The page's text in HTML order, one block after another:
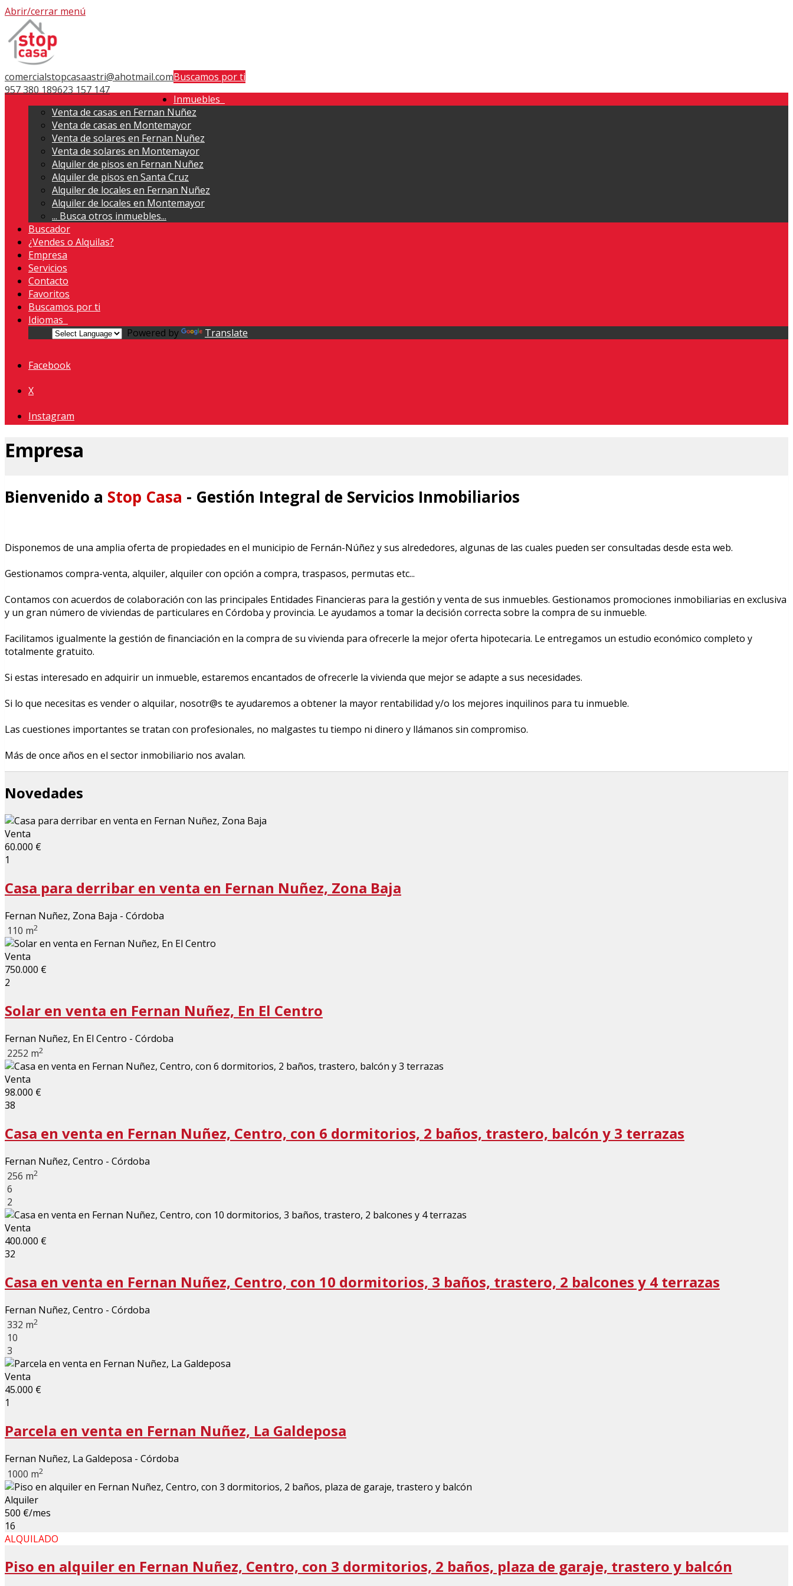
Abrir/cerrar menú
comercialstopcasaastri@ahotmail.com
957 380 189623 157 147
Buscamos por ti
Inmuebles
Venta de casas en Fernan Nuñez
Venta de casas en Montemayor
Venta de solares en Fernan Nuñez
Venta de solares en Montemayor
Alquiler de pisos en Fernan Nuñez
Alquiler de pisos en Santa Cruz
Alquiler de locales en Fernan Nuñez
Alquiler de locales en Montemayor
... Busca otros inmuebles...
Buscador
¿Vendes o Alquilas?
Empresa
Servicios
Contacto
Favoritos
Buscamos por ti
Idiomas
Powered by
Translate
Facebook
X
Instagram
Empresa
Bienvenido a Stop Casa - Gestión Integral de Servicios Inmobiliarios
Disponemos de una amplia oferta de propiedades en el municipio de Fernán-Núñez y sus alrededores, algunas de las cuales pueden ser consultadas desde esta web.
Gestionamos compra-venta, alquiler, alquiler con opción a compra, traspasos, permutas etc...
Contamos con acuerdos de colaboración con las principales Entidades Financieras para la gestión y venta de sus inmuebles. Gestionamos promociones inmobiliarias en exclusiva
y un gran número de viviendas de particulares en Córdoba y provincia. Le ayudamos a tomar la decisión correcta sobre la compra de su inmueble.
Facilitamos igualmente la gestión de financiación en la compra de su vivienda para ofrecerle la mejor oferta hipotecaria. Le entregamos un estudio económico completo y
totalmente gratuito.
Si estas interesado en adquirir un inmueble, estaremos encantados de ofrecerle la vivienda que mejor se adapte a sus necesidades.
Si lo que necesitas es vender o alquilar, nosotr@s te ayudaremos a obtener la mayor rentabilidad y/o los mejores inquilinos para tu inmueble.
Las cuestiones importantes se tratan con profesionales, no malgastes tu tiempo ni dinero y llámanos sin compromiso.
Más de once años en el sector inmobiliario nos avalan.
Novedades
Venta
60.000 €
1
Casa para derribar en venta en Fernan Nuñez, Zona Baja
Fernan Nuñez, Zona Baja - Córdoba
110 m2
Venta
750.000 €
2
Solar en venta en Fernan Nuñez, En El Centro
Fernan Nuñez, En El Centro - Córdoba
2252 m2
Venta
98.000 €
38
Casa en venta en Fernan Nuñez, Centro, con 6 dormitorios, 2 baños, trastero, balcón y 3 terrazas
Fernan Nuñez, Centro - Córdoba
256 m2
6
2
Venta
400.000 €
32
Casa en venta en Fernan Nuñez, Centro, con 10 dormitorios, 3 baños, trastero, 2 balcones y 4 terrazas
Fernan Nuñez, Centro - Córdoba
332 m2
10
3
Venta
45.000 €
1
Parcela en venta en Fernan Nuñez, La Galdeposa
Fernan Nuñez, La Galdeposa - Córdoba
1000 m2
Alquiler
500 €/mes
16
ALQUILADO
Piso en alquiler en Fernan Nuñez, Centro, con 3 dormitorios, 2 baños, plaza de garaje, trastero y balcón